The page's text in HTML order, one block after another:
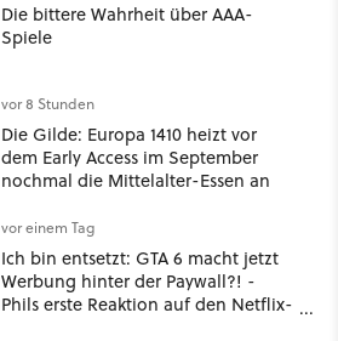
Die bittere Wahrheit über AAA-
Spiele
vor 8 Stunden
Die Gilde: Europa 1410 heizt vor
dem Early Access im September
nochmal die Mittelalter-Essen an
vor einem Tag
Ich bin entsetzt: GTA 6 macht jetzt
Werbung hinter der Paywall?! -
Phils erste Reaktion auf den Netflix-